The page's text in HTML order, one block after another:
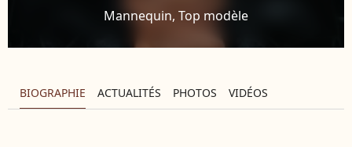
Mannequin, Top modèle
BIOGRAPHIE ACTUALITÉS PHOTOS VIDÉOS